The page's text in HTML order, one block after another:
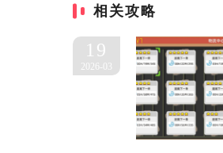
相关攻略
19
2026-03